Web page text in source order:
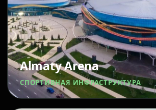
Almaty Arena
СПОРТИВНАЯ ИНФРАСТРУКТУРА